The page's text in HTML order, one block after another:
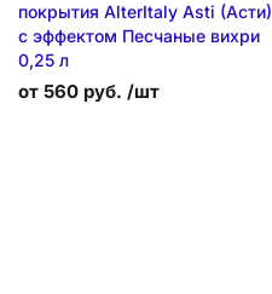
покрытия AlterItaly Asti (Асти)
с эффектом Песчаные вихри
0,25 л
от 560 руб. /шт